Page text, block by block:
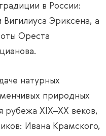
в России:
Эриксена, а
Ореста
натурных
природных
рубежа XIX–XX веков,
Ивана Крамского,